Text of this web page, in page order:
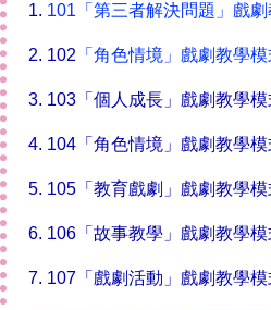
1. 101 「第三者解決問題」戲
2. 102 「角色情境」戲劇教學
3. 103 「個人成長」戲劇教學
4. 104 「角色情境」戲劇教學
5. 105 「教育戲劇」戲劇教學
6. 106 「故事教學」戲劇教學
7. 107 「戲劇活動」戲劇教學